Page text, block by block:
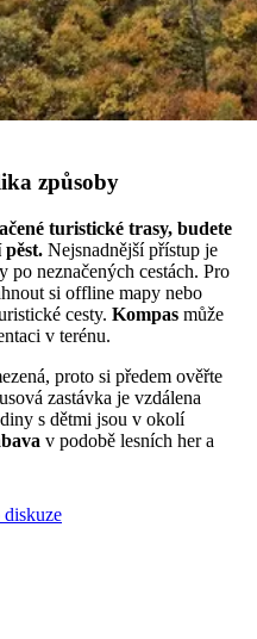
způsoby
turistické trasy, budete
Nejsnadnější přístup je
po neznačených cestách. Pro
si offline mapy nebo
cesty. Kompas může
v terénu.
proto si předem ověřte
zastávka je vzdálena
s dětmi jsou v okolí
v podobě lesních her a